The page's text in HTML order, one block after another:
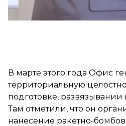
В марте этого года Офис
территориальную
подготовке,
Там отметили, что он
нанесение ракетно-